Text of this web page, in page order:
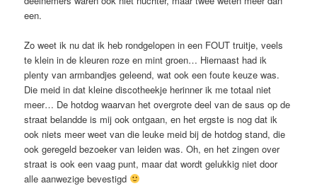
een.
Zo weet ik nu dat ik heb rondgelopen in een FOUT truitje, veels
te klein in de kleuren roze en mint groen… Hiernaast had ik
plenty van armbandjes geleend, wat ook een foute keuze was.
Die meid in dat kleine discotheekje herinner ik me totaal niet
meer… De hotdog waarvan het overgrote deel van de saus op de
straat belandde is mij ook ontgaan, en het ergste is nog dat ik
ook niets meer weet van die leuke meid bij de hotdog stand, die
ook geregeld bezoeker van leiden was. Oh, en het zingen over
straat is ook een vaag punt, maar dat wordt gelukkig niet door
alle aanwezige bevestigd